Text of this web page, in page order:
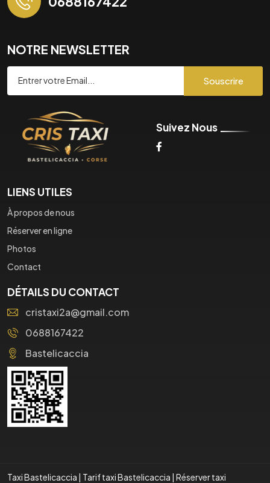
NOTRE NEWSLETTER
Souscrire
Suivez Nous
LIENS UTILES
À propos de nous
Réserver en ligne
Photos
Contact
DÉTAILS DU CONTACT
cristaxi2a@gmail.com
0688167422
Bastelicaccia
Taxi Bastelicaccia | Tarif taxi Bastelicaccia | Réserver taxi